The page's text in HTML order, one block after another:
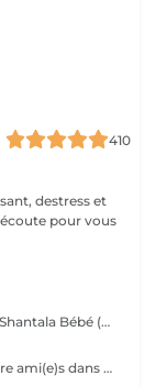
410
pour vous
Moment détente à trois : un massage initial Shantala Bébé (maximum 9 mois ) vous faites vous même le massage sur votre bébé et nous vous montrons la marche à suivre + 2 massages " Eveil Majestueux" de 20 min pour papa et maman + 4h de Spa -Privatif Palawan A votre disposition lit pour bébé Uniquement du Lundi au jeudi de 10h à 14h Possibilité de commander le repas de midi sauf le mardi .
Massage offerte à la personne fêté(e). 3h entre ami(e)s dans notre spa privatif Palawan avec jus frais offerts. Massage Eveil Majestueux de 20 min offerts à la personne fêté(e) avec les somptueux produits de la marque Africology.